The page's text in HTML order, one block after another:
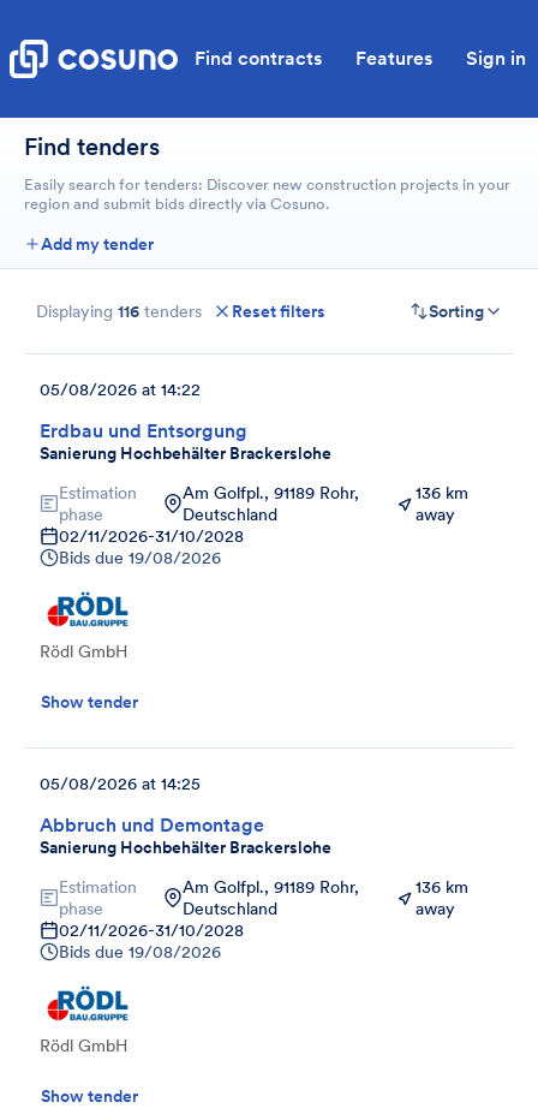
Find contracts Features Sign in
Find tenders
Easily search for tenders: Discover new construction projects in your
region and submit bids directly via Cosuno.
Add my tender
Displaying 116 tenders Reset filters Sorting
Erdbau und Entsorgung
Sanierung Hochbehälter Brackerslohe
05/08/2026 at 14:22
Estimation
phase
Am Golfpl., 91189 Rohr,
Deutschland
136 km
away
02/11/2026-31/10/2028
Bids due 19/08/2026
Rödl GmbH
Show tender
Abbruch und Demontage
Sanierung Hochbehälter Brackerslohe
05/08/2026 at 14:25
Estimation
phase
Am Golfpl., 91189 Rohr,
Deutschland
136 km
away
02/11/2026-31/10/2028
Bids due 19/08/2026
Rödl GmbH
Show tender